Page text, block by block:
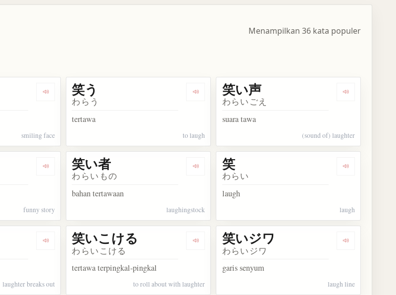
Menampilkan 36 kata populer
Dengarkan kosakata 笑顔
smiling face
Dengarkan kosakata 笑う
笑う
わらう
tertawa
to laugh
Dengarkan
笑い声
わらいごえ
suara tawa
(sound of) laughter
Dengarkan kosakata 笑い話
funny story
Dengarkan kosakata 笑い者
笑い者
わらいもの
bahan tertawaan
laughingstock
Dengarkan
笑
わらい
laugh
laugh
Dengarkan kosakata 笑いが起こる
laughter breaks out
Dengarkan kosakata 笑いこける
笑いこける
わらいこける
tertawa terpingkal-pingkal
to roll about with laughter
Dengarkan
笑いジワ
わらいジワ
garis senyum
laugh line